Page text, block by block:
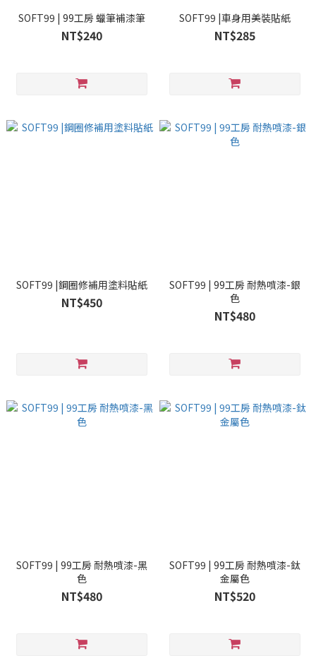
SOFT99 | 99工房 蠟筆補漆筆
NT$240
SOFT99 |車身用美裝貼紙
NT$285
SOFT99 |鋼圈修補用塗料貼紙
NT$450
SOFT99 | 99工房 耐熱噴漆-銀
色
NT$480
SOFT99 | 99工房 耐熱噴漆-黑
色
NT$480
SOFT99 | 99工房 耐熱噴漆-鈦
金屬色
NT$520